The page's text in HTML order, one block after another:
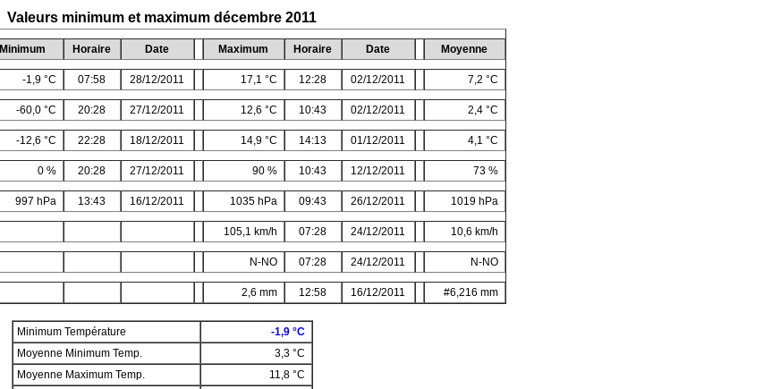
Valeurs minimum et maximum décembre 2011
Minimum Horaire Date Maximum Horaire Date Moyenne
-1,9 °C 07:58 28/12/2011 17,1 °C 12:28 02/12/2011 7,2 °C
-60,0 °C 20:28 27/12/2011 12,6 °C 10:43 02/12/2011 2,4 °C
-12,6 °C 22:28 18/12/2011 14,9 °C 14:13 01/12/2011 4,1 °C
0 % 20:28 27/12/2011 90 % 10:43 12/12/2011 73 %
997 hPa 13:43 16/12/2011 1035 hPa 09:43 26/12/2011 1019 hPa
105,1 km/h 07:28 24/12/2011 10,6 km/h
N-NO 07:28 24/12/2011 N-NO
2,6 mm 12:58 16/12/2011 #6,216 mm
Minimum Température
-1,9 °C
Moyenne Minimum Temp.
3,3 °C
Moyenne Maximum Temp.
11,8 °C